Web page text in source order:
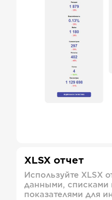
XLSX отчет
Используйте XLSX
данными, списками
показателями для